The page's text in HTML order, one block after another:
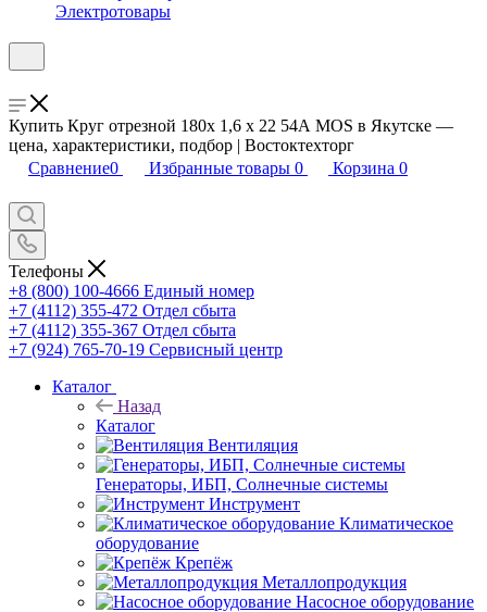
Электротовары
Купить Круг отрезной 180x 1,6 x 22 54А MOS в Якутске —
цена, характеристики, подбор | Востоктехторг
Сравнение0 Избранные товары 0 Корзина 0
Телефоны
+8 (800) 100-4666 Единый номер
+7 (4112) 355-472 Отдел сбыта
+7 (4112) 355-367 Отдел сбыта
+7 (924) 765-70-19 Сервисный центр
Каталог
Назад
Каталог
Вентиляция
Генераторы, ИБП, Солнечные системы
Инструмент
Климатическое
оборудование
Крепёж
Металлопродукция
Насосное оборудование